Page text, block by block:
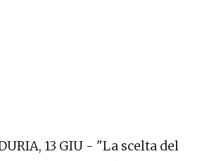
13 GIU - "La scelta del